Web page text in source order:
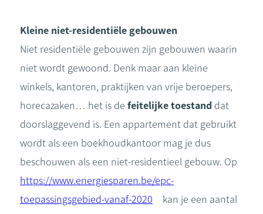
Kleine niet-residentiële gebouwen
Niet residentiële gebouwen zijn gebouwen waarin
niet wordt gewoond. Denk maar aan kleine
winkels, kantoren, praktijken van vrije beroepers,
horecazaken… het is de feitelijke toestand dat
doorslaggevend is. Een appartement dat gebruikt
wordt als een boekhoudkantoor mag je dus
beschouwen als een niet-residentieel gebouw. Op
https://www.energiesparen.be/epc-
toepassingsgebied-vanaf-2020
kan je een aantal